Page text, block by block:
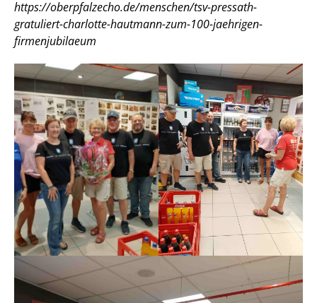
https://oberpfalzecho.de/menschen/tsv-pressath-
gratuliert-charlotte-hautmann-zum-100-jaehrigen-
firmenjubilaeum